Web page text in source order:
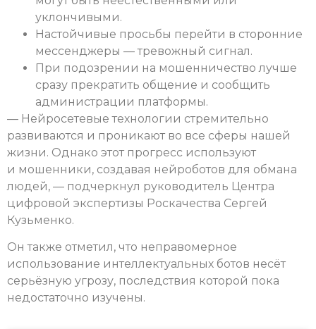
уклончивыми.
Настойчивые просьбы перейти в сторонние
мессенджеры — тревожный сигнал.
При подозрении на мошенничество лучше
сразу прекратить общение и сообщить
администрации платформы.
— Нейросетевые технологии стремительно
развиваются и проникают во все сферы нашей
жизни. Однако этот прогресс используют
и мошенники, создавая нейроботов для обмана
людей, — подчеркнул руководитель Центра
цифровой экспертизы Роскачества Сергей
Кузьменко.
Он также отметил, что неправомерное
использование интеллектуальных ботов несёт
серьёзную угрозу, последствия которой пока
недостаточно изучены.